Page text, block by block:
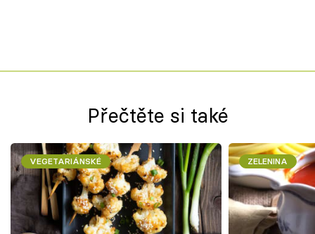
Přečtěte si také
VEGETARIÁNSKÉ ZELENINA